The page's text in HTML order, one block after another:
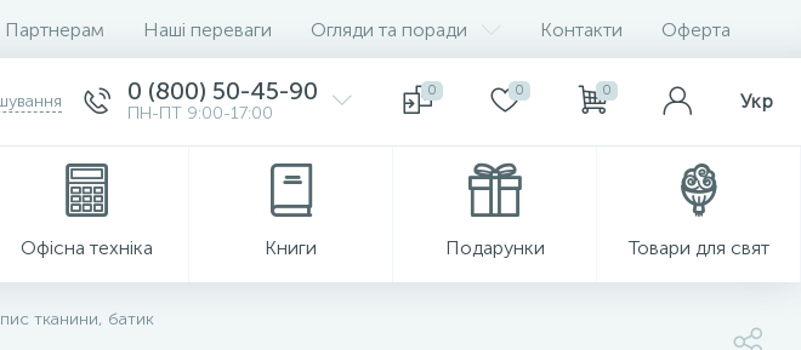
Партнерам Наші переваги Огляди та поради Контакти Оферта
0 (800) 50-45-90
ПН-ПТ 9:00-17:00
0 0 0 Укр
Офісна техніка Книги Подарунки Товари для свят
тканини, батик